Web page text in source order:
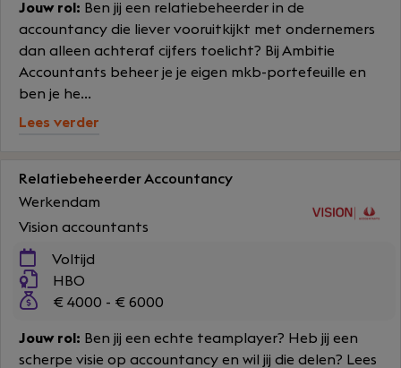
Jouw rol: Ben jij een relatiebeheerder in de
accountancy die liever vooruitkijkt met ondernemers
dan alleen achteraf cijfers toelicht? Bij Ambitie
Accountants beheer je je eigen mkb-portefeuille en
ben je he...
Lees verder
Relatiebeheerder Accountancy
Werkendam
Vision accountants
Voltijd
HBO
€ 4000 - € 6000
Jouw rol: Ben jij een echte teamplayer? Heb jij een
scherpe visie op accountancy en wil jij die delen? Lees